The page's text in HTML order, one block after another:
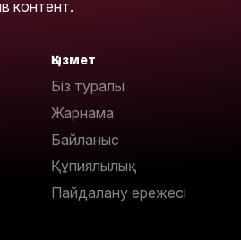
контент.
Қызмет
Біз туралы
Жарнама
Байланыс
Құпиялылық
Пайдалану ережесі